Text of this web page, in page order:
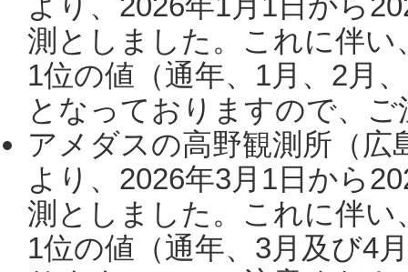
測としました。これに伴い
1位の値（通年、1月、2月
となっておりますので、
アメダスの高野観測所（
より、2026年3月1日から
測としました。これに伴い
1位の値（通年、3月及び4